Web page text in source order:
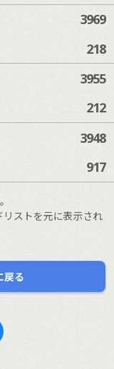
3969
218
3955
212
3948
917
ストを元に表示され
戻る